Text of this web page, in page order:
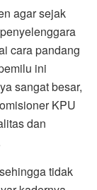
agar sejak
cara pandang
ini
sangat besar,
KPU
dan
tidak